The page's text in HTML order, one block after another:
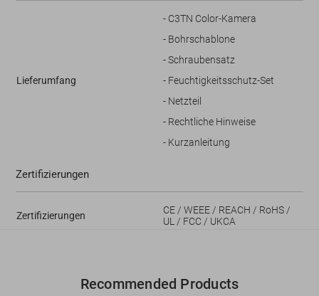
Lieferumfang
- C3TN Color-Kamera
- Bohrschablone
- Schraubensatz
- Feuchtigkeitsschutz-Set
- Netzteil
- Rechtliche Hinweise
- Kurzanleitung
Zertifizierungen
Zertifizierungen
CE / WEEE / REACH / RoHS /
UL / FCC / UKCA
Recommended Products